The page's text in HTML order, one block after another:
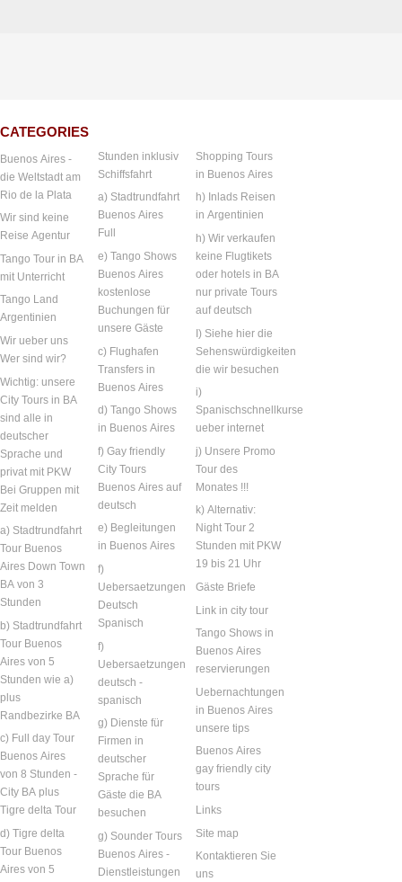
CATEGORIES
Buenos Aires -
die Weltstadt am
Rio de la Plata
Wir sind keine
Reise Agentur
Tango Tour in BA
mit Unterricht
Tango Land
Argentinien
Wir ueber uns
Wer sind wir?
Wichtig: unsere
City Tours in BA
sind alle in
deutscher
Sprache und
privat mit PKW
Bei Gruppen mit
Zeit melden
a) Stadtrundfahrt
Tour Buenos
Aires Down Town
BA von 3
Stunden
b) Stadtrundfahrt
Tour Buenos
Aires von 5
Stunden wie a)
plus
Randbezirke BA
c) Full day Tour
Buenos Aires
von 8 Stunden -
City BA plus
Tigre delta Tour
d) Tigre delta
Tour Buenos
Aires von 5
Stunden inklusiv
Schiffsfahrt
a) Stadtrundfahrt
Buenos Aires
Full
e) Tango Shows
Buenos Aires
kostenlose
Buchungen für
unsere Gäste
c) Flughafen
Transfers in
Buenos Aires
d) Tango Shows
in Buenos Aires
f) Gay friendly
City Tours
Buenos Aires auf
deutsch
e) Begleitungen
in Buenos Aires
f)
Uebersaetzungen
Deutsch
Spanisch
f)
Uebersaetzungen
deutsch -
spanisch
g) Dienste für
Firmen in
deutscher
Sprache für
Gäste die BA
besuchen
g) Sounder Tours
Buenos Aires -
Dienstleistungen
Shopping Tours
in Buenos Aires
h) Inlads Reisen
in Argentinien
h) Wir verkaufen
keine Flugtikets
oder hotels in BA
nur private Tours
auf deutsch
I) Siehe hier die
Sehenswürdigkeiten
die wir besuchen
i)
Spanischschnellkurse
ueber internet
j) Unsere Promo
Tour des
Monates !!!
k) Alternativ:
Night Tour 2
Stunden mit PKW
19 bis 21 Uhr
Gäste Briefe
Link in city tour
Tango Shows in
Buenos Aires
reservierungen
Uebernachtungen
in Buenos Aires
unsere tips
Buenos Aires
gay friendly city
tours
Links
Site map
Kontaktieren Sie
uns